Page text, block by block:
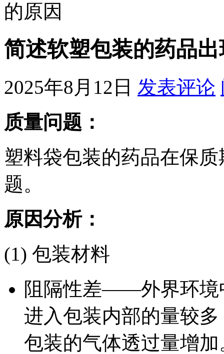
的原因
简述软塑包装的药品
2025年8月12日 发表评论
质量问题：
塑料袋包装的药品在保
题。
原因分析：
(1) 包装材料
阻隔性差——外界环境
进入包装内部的量较
包装的气体透过量增